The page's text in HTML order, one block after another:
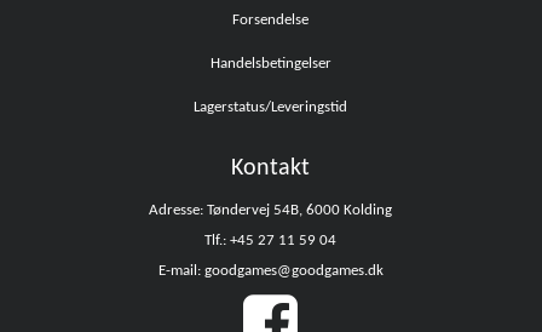
Forsendelse
Handelsbetingelser
Lagerstatus/Leveringstid
Kontakt
Adresse: Tøndervej 54B, 6000 Kolding
Tlf.: +45 27 11 59 04
E-mail: goodgames@goodgames.dk